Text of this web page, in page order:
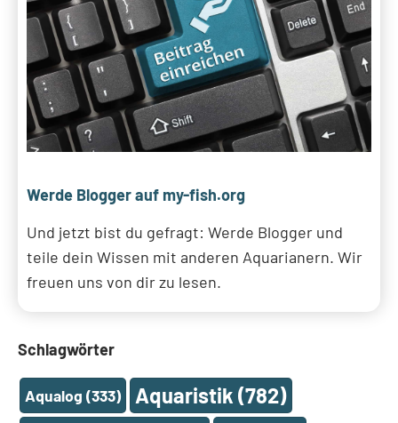
Werde Blogger auf my-fish.org
Und jetzt bist du gefragt: Werde Blogger und
teile dein Wissen mit anderen Aquarianern. Wir
freuen uns von dir zu lesen.
Schlagwörter
Aqualog (333) Aquaristik (782)